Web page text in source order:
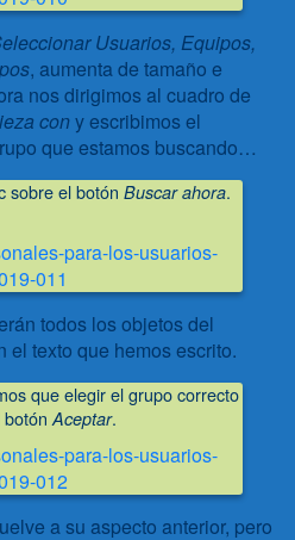
Usuarios, Equipos,
, aumenta de tamaño e
nos dirigimos al cuadro de
cony escribimos el
que estamos buscando…
sobre el botónBuscar ahora.
todos los objetos del
texto que hemos escrito.
que elegir el grupo correcto
botónAceptar.
a su aspecto anterior, pero